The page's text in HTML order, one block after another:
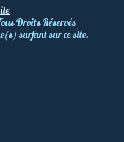
Droits Réservés
surfant sur ce site.